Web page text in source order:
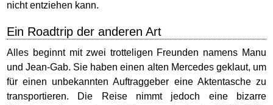
nicht entziehen kann.
Ein Roadtrip der anderen Art
Alles beginnt mit zwei trotteligen Freunden namens Manu
und Jean-Gab. Sie haben einen alten Mercedes geklaut, um
für einen unbekannten Auftraggeber eine Aktentasche zu
transportieren. Die Reise nimmt jedoch eine bizarre